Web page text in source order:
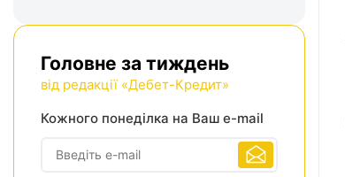
Головне за тиждень
від редакції «Дебет-Кредит»
Кожного понеділка на Ваш e-mail